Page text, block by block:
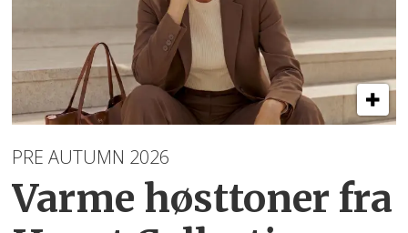
PRE AUTUMN 2026
Varme høsttoner fra